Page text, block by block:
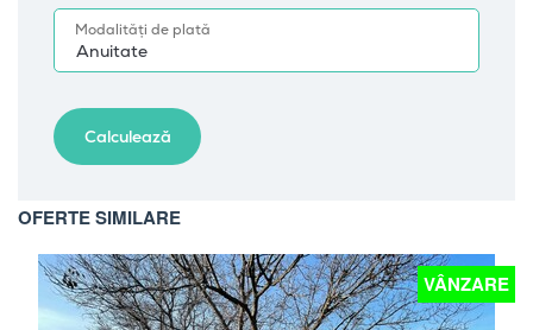
OFERTE SIMILARE
VÂNZARE